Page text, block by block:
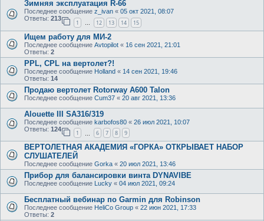
Зимняя эксплуатация R-66
Последнее сообщение z_ivan « 05 окт 2021, 08:07
Ответы: 213
1 … 12 13 14 15
Ищем работу для МИ-2
Последнее сообщение Avtopilot « 16 сен 2021, 21:01
Ответы: 2
PPL, CPL на вертолет?!
Последнее сообщение Holland « 14 сен 2021, 19:46
Ответы: 14
Продаю вертолет Rotorway A600 Talon
Последнее сообщение Cum37 « 20 авг 2021, 13:36
Alouette III SA316/319
Последнее сообщение karbofos80 « 26 июл 2021, 10:07
Ответы: 124
1 6 7 8 9
ВЕРТОЛЕТНАЯ АКАДЕМИЯ «ГОРКА» ОТКРЫВАЕТ НАБОР
СЛУШАТЕЛЕЙ
Последнее сообщение Gorka « 20 июл 2021, 13:46
Прибор для балансировки винта DYNAVIBE
Последнее сообщение Lucky « 04 июл 2021, 09:24
Бесплатный вебинар по Garmin для Robinson
Последнее сообщение HeliCo Group « 22 июн 2021, 17:33
Ответы: 2